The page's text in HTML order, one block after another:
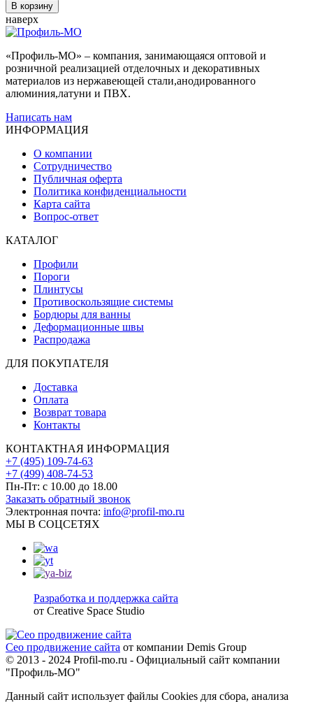
В корзину
наверх
«Профиль-МО» – компания, занимающаяся оптовой и
розничной реализацией отделочных и декоративных
материалов из нержавеющей стали,анодированного
алюминия,латуни и ПВХ.
Написать нам
ИНФОРМАЦИЯ
О компании
Сотрудничество
Публичная оферта
Политика конфиденциальности
Карта сайта
Вопрос-ответ
КАТАЛОГ
Профили
Пороги
Плинтусы
Противоскользящие системы
Бордюры для ванны
Деформационные швы
Распродажа
ДЛЯ ПОКУПАТЕЛЯ
Доставка
Оплата
Возврат товара
Контакты
КОНТАКТНАЯ ИНФОРМАЦИЯ
+7 (495) 109-74-63
+7 (499) 408-74-53
Пн-Пт: с 10.00 до 18.00
Заказать обратный звонок
Электронная почта: info@profil-mo.ru
МЫ В СОЦСЕТЯХ
Разработка и поддержка сайта
от Creative Space Studio
Сео продвижение сайта от компании Demis Group
© 2013 - 2024 Profil-mo.ru - Официальный сайт компании
"Профиль-МО"
Данный сайт использует файлы Cookies для сбора, анализа